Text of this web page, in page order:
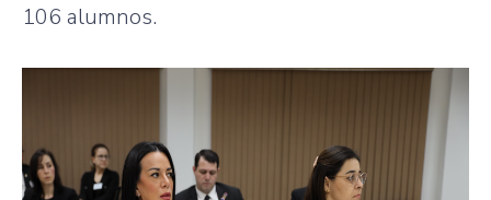
106 alumnos.